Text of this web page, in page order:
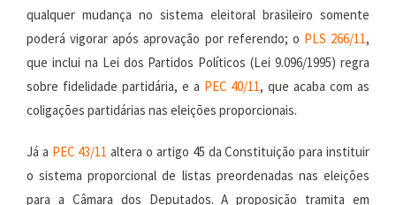
qualquer mudança no sistema eleitoral brasileiro somente
poderá vigorar após aprovação por referendo; o PLS 266/11,
que inclui na Lei dos Partidos Políticos (Lei 9.096/1995) regra
sobre fidelidade partidária, e a PEC 40/11, que acaba com as
coligações partidárias nas eleições proporcionais.
Já a PEC 43/11 altera o artigo 45 da Constituição para instituir
o sistema proporcional de listas preordenadas nas eleições
para a Câmara dos Deputados. A proposição tramita em